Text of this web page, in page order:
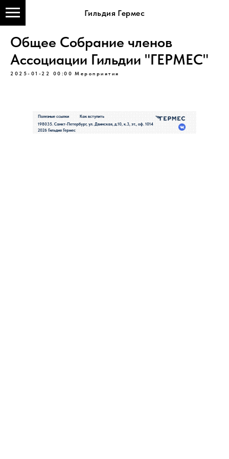
Гильдия Гермес
Общее Собрание членов
Ассоциации Гильдии "ГЕРМЕС"
2025-01-22 00:00 Мероприятия
198035. Санкт-Петербург, ул. Двинская, д.10, к.3, эт., оф. 1014
2026 Гильдия Гермес
Полезные ссылки Как вступить